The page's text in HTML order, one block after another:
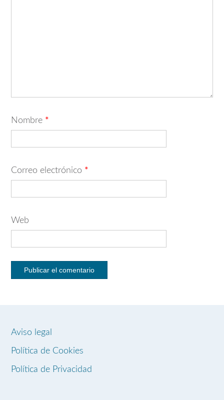
Nombre *
Correo electrónico *
Web
Aviso legal
Política de Cookies
Política de Privacidad